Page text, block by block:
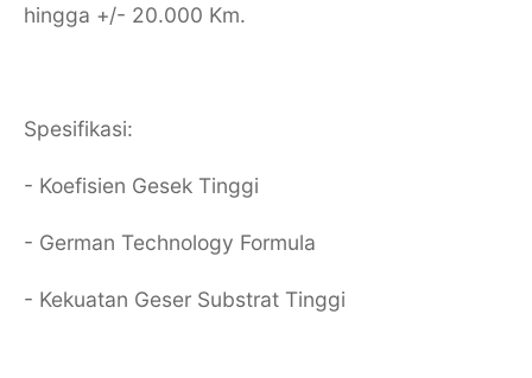
hingga +/- 20.000 Km.
Spesifikasi:
- Koefisien Gesek Tinggi
- German Technology Formula
- Kekuatan Geser Substrat Tinggi